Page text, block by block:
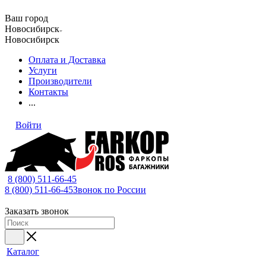
Ваш город
Новосибирск
Новосибирск
Оплата и Доставка
Услуги
Производители
Контакты
...
Войти
8 (800) 511-66-45
8 (800) 511-66-45Звонок по России
Заказать звонок
Каталог